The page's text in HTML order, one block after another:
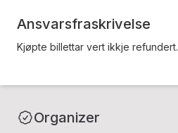
Ansvarsfraskrivelse
Kjøpte billettar vert ikkje refundert.
Organizer